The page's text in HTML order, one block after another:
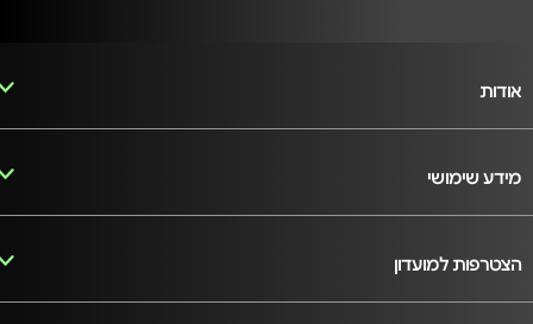
אודות
מידע שימושי
הצטרפות למועדון